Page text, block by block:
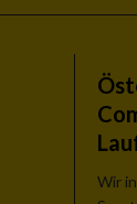
Wir